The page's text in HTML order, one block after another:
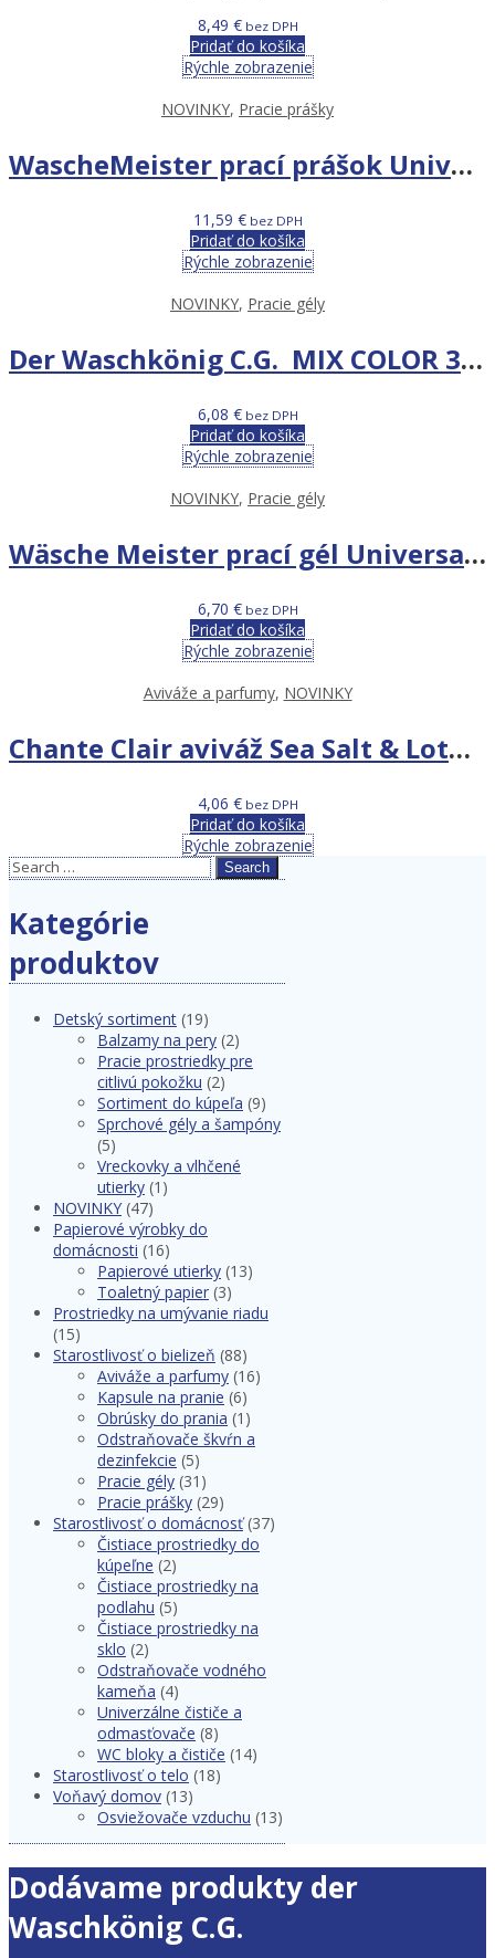
8,49 €bez DPH
Pridať do košíka
Rýchle zobrazenie
NOVINKY, Pracie prášky
WascheMeister prací prášok Universal 6KG 80PD
11,59 €bez DPH
Pridať do košíka
Rýchle zobrazenie
NOVINKY, Pracie gély
Der Waschkönig C.G. MIX COLOR 3L 100PD
6,08 €bez DPH
Pridať do košíka
Rýchle zobrazenie
NOVINKY, Pracie gély
Wäsche Meister prací gél Universal – 4 L 115 PD
6,70 €bez DPH
Pridať do košíka
Rýchle zobrazenie
Aviváže a parfumy, NOVINKY
Chante Clair aviváž Sea Salt & Lotus Flower 1,14 L
4,06 €bez DPH
Pridať do košíka
Rýchle zobrazenie
Search
Kategórie
produktov
Detský sortiment (19)
Balzamy na pery (2)
Pracie prostriedky pre
citlivú pokožku (2)
Sortiment do kúpeľa (9)
Sprchové gély a šampóny
(5)
Vreckovky a vlhčené
utierky (1)
NOVINKY (47)
Papierové výrobky do
domácnosti (16)
Papierové utierky (13)
Toaletný papier (3)
Prostriedky na umývanie riadu
(15)
Starostlivosť o bielizeň (88)
Aviváže a parfumy (16)
Kapsule na pranie (6)
Obrúsky do prania (1)
Odstraňovače škvŕn a
dezinfekcie (5)
Pracie gély (31)
Pracie prášky (29)
Starostlivosť o domácnosť (37)
Čistiace prostriedky do
kúpeľne (2)
Čistiace prostriedky na
podlahu (5)
Čistiace prostriedky na
sklo (2)
Odstraňovače vodného
kameňa (4)
Univerzálne čističe a
odmasťovače (8)
WC bloky a čističe (14)
Starostlivosť o telo (18)
Voňavý domov (13)
Osviežovače vzduchu (13)
Dodávame produkty der
Waschkönig C.G.